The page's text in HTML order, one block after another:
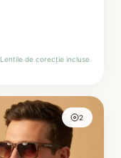
Lentile de corecție incluse
2